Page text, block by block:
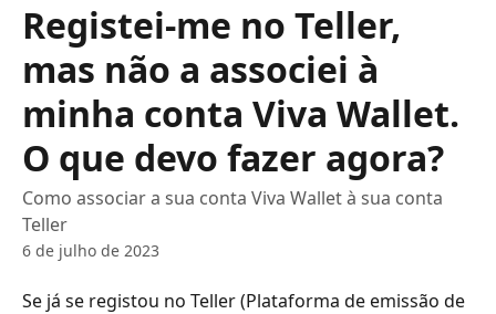
Registei-me no Teller,
mas não a associei à
minha conta Viva Wallet.
O que devo fazer agora?
Como associar a sua conta Viva Wallet à sua conta
Teller
6 de julho de 2023
Se já se registou no Teller (Plataforma de emissão de